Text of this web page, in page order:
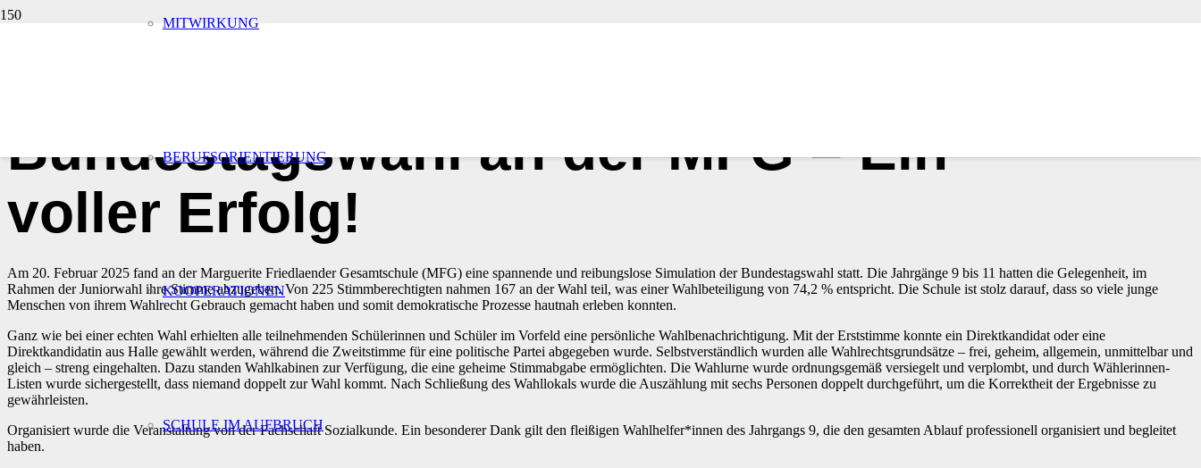
MITWIRKUNG
BERUFSORIENTIERUNG
KOOPERATIONEN
SCHULE IM AUFBRUCH
Bundestagswahl an der MFG – Ein
voller Erfolg!
Am 20. Februar 2025 fand an der Marguerite Friedlaender Gesamtschule (MFG) eine spannende und reibungslose Simulation der Bundestagswahl statt. Die Jahrgänge 9 bis 11 hatten die Gelegenheit, im
Rahmen der Juniorwahl ihre Stimme abzugeben. Von 225 Stimmberechtigten nahmen 167 an der Wahl teil, was einer Wahlbeteiligung von 74,2 % entspricht. Die Schule ist stolz darauf, dass so viele junge
Menschen von ihrem Wahlrecht Gebrauch gemacht haben und somit demokratische Prozesse hautnah erleben konnten.
Ganz wie bei einer echten Wahl erhielten alle teilnehmenden Schülerinnen und Schüler im Vorfeld eine persönliche Wahlbenachrichtigung. Mit der Erststimme konnte ein Direktkandidat oder eine
Direktkandidatin aus Halle gewählt werden, während die Zweitstimme für eine politische Partei abgegeben wurde. Selbstverständlich wurden alle Wahlrechtsgrundsätze – frei, geheim, allgemein, unmittelbar und
gleich – streng eingehalten. Dazu standen Wahlkabinen zur Verfügung, die eine geheime Stimmabgabe ermöglichten. Die Wahlurne wurde ordnungsgemäß versiegelt und verplombt, und durch Wählerinnen-
Listen wurde sichergestellt, dass niemand doppelt zur Wahl kommt. Nach Schließung des Wahllokals wurde die Auszählung mit sechs Personen doppelt durchgeführt, um die Korrektheit der Ergebnisse zu
gewährleisten.
Organisiert wurde die Veranstaltung von der Fachschaft Sozialkunde. Ein besonderer Dank gilt den fleißigen Wahlhelfer*innen des Jahrgangs 9, die den gesamten Ablauf professionell organisiert und begleitet
haben.